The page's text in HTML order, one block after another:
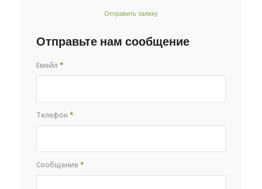
Отправить заявку
Отправьте нам сообщение
Емейл*
Телефон*
Сообщение*